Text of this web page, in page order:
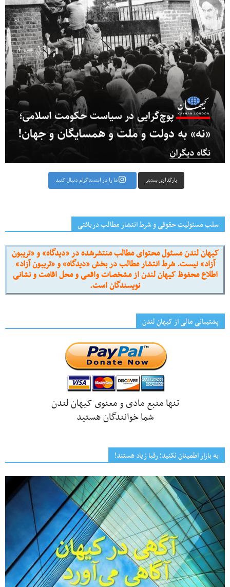
بارگذاری بیشتر ما را در اینستاگرام دنبال کنید
سلب مسئولیت حقوقی و شرط انتشار مطالب دریافتی
کیهان لندن مسئول محتوای مطالب منتشرشده در «دیدگاه» و «تریبون
آزاد» نیست. شرط انتشار مطالب در بخش «دیدگاه» و «تریبون آزاد»
اطلاع محفوظ کیهان لندن از مشخصات واقعی و محل اقامت و نشانی
نویسندگان است.
پشتیبانی مالی از کیهانِ لندن
تنها منبع مادی و معنوی کیهان لندن
شما خوانندگان هستید
به بازار اطمینان نکنید؛ رقبا زیاد هستند!